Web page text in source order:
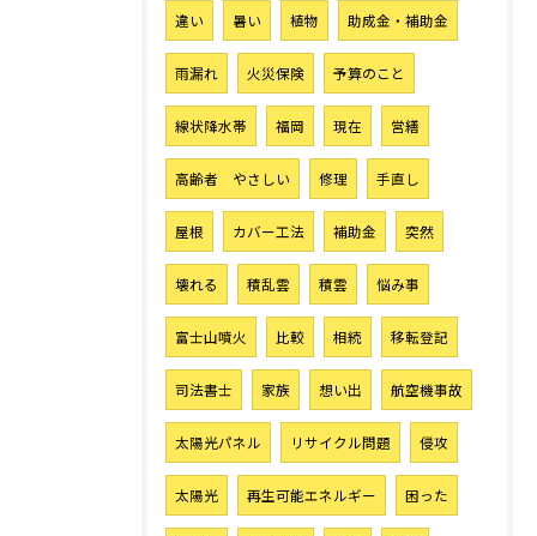
違い 暑い 植物 助成金・補助金
雨漏れ 火災保険 予算のこと
線状降水帯 福岡 現在 営繕
高齢者 やさしい 修理 手直し
屋根 カバー工法 補助金 突然
壊れる 積乱雲 積雲 悩み事
富士山噴火 比較 相続 移転登記
司法書士 家族 想い出 航空機事故
太陽光パネル リサイクル問題 侵攻
太陽光 再生可能エネルギー 困った